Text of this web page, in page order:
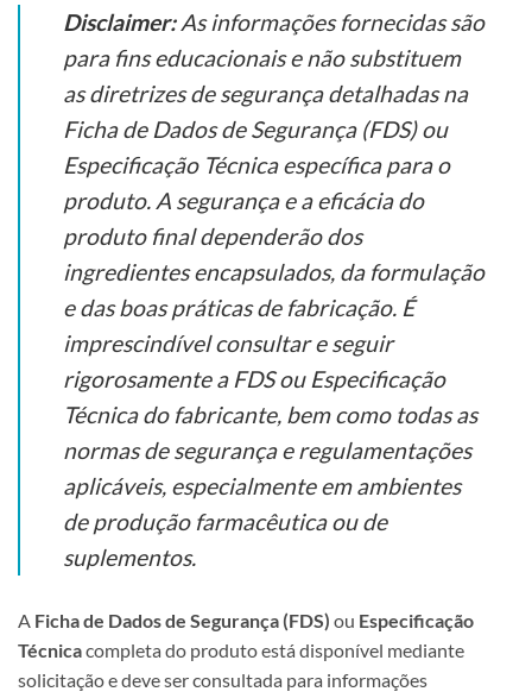
Disclaimer:As informações fornecidas são
para fins educacionais e não substituem
as diretrizes de segurança detalhadas na
Ficha de Dados de Segurança (FDS) ou
Especificação Técnica específica para o
produto. A segurança e a eficácia do
produto final dependerão dos
ingredientes encapsulados, da formulação
e das boas práticas de fabricação. É
imprescindível consultar e seguir
rigorosamente a FDS ou Especificação
Técnica do fabricante, bem como todas as
normas de segurança e regulamentações
aplicáveis, especialmente em ambientes
de produção farmacêutica ou de
suplementos.
A Ficha de Dados de Segurança (FDS) ou Especificação
Técnicacompleta do produto está disponível mediante
solicitação e deve ser consultada para informações